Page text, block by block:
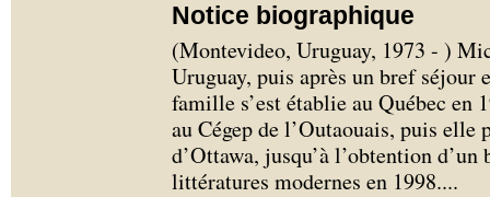
Notice biographique
(Montevideo, Uruguay, 1973 - )
Uruguay, puis après un bref séjour
famille s’est établie au Québec en
au Cégep de l’Outaouais, puis elle
d’Ottawa, jusqu’à l’obtention
littératures modernes en 1998....